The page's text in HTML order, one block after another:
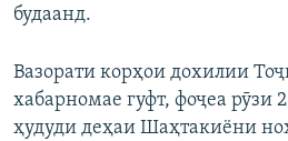
будаанд.
Вазорати корҳои дохилии
хабарномае гуфт, фоҷеа рӯзи
ҳудуди деҳаи Шаҳтакиёни